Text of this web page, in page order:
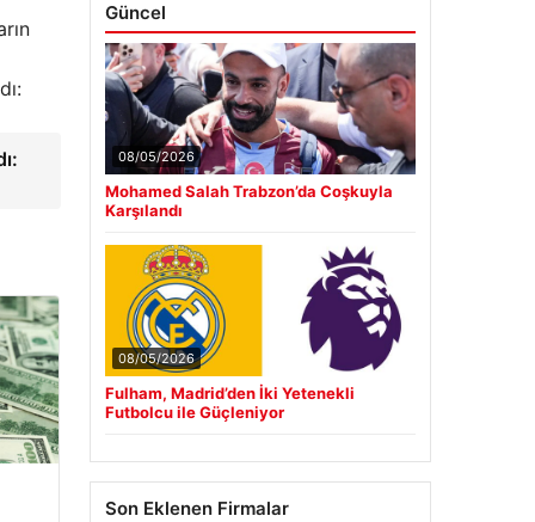
Güncel
08/05/2026
Mohamed Salah Trabzon’da Coşkuyla
Karşılandı
08/05/2026
Fulham, Madrid’den İki Yetenekli
Futbolcu ile Güçleniyor
Son Eklenen Firmalar